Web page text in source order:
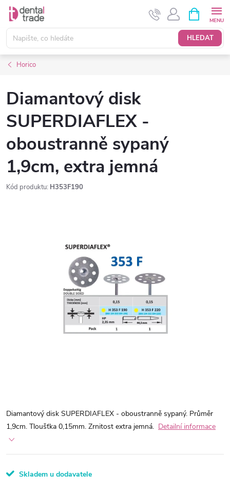
Přejít
obsah
HLEDAT
NÁKUPNÍ
KOŠÍK
Horico
Diamantový disk
SUPERDIAFLEX -
oboustranně sypaný
1,9cm, extra jemná
Kód produktu: H353F190
Diamantový disk SUPERDIAFLEX - oboustranně sypaný. Průměr
1,9cm. Tloušťka 0,15mm. Zrnitost extra jemná. Detailní informace
Skladem u dodavatele